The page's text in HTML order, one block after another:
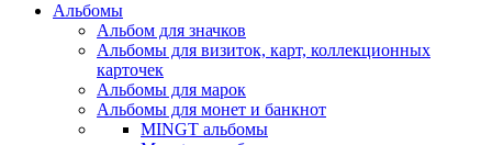
Альбомы
Альбом для значков
Альбомы для визиток, карт, коллекционных
карточек
Альбомы для марок
Альбомы для монет и банкнот
MINGT альбомы